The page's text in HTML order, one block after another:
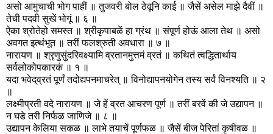
असो आमुचाची भोग पाहीं ॥ तुजवरी बोल ठेवूनि काई ॥ जैसें असेल माझे दैवीं ॥
तेची पदवी सुखें भोगूं ॥ ६ ॥
ऐका श्रोतेहो समस्त ॥ श्रीकृपाबळें हा ग्रंथ ॥ संपूर्ण होऊं आला तेथ ॥ असो
अवगत इत्थंभूत ॥ तरीं फलश्रुती अवधारा ॥ ७ ॥
नारायण ॥ श्रृणुसुंदरिवक्ष्यामि व्रतानमुत्तमं व्रतं ॥ कथितं त्वद्धितार्थाय
सर्वलोकोपकारकं ॥ १ ॥
यदा भवेद्‌व्रतं पूर्णं तदोद्यपनमाचरेत् ॥ विनोद्यापनयोगेन तस्य सर्वं विनश्यति ॥ २
॥
लक्ष्मीप्रती वदे नारायण ॥ जे हें व्रत आचरण पूर्ण ॥ तरीं बरवें की जे उद्यापन ॥
न घडे तरी निर्फळ जाणिजे ॥ ८ ॥
उद्यापन केलिया सकळ ॥ लाभे तयाचें पूर्णफळ ॥ जैसें बीज पेरितां कृषीवळ ॥